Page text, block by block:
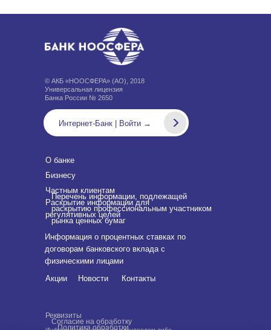
Интернет-Банк | Войти →
© АКБ «НООСФЕРА» (АО), 2018
Универсальная лицензия
Банка России № 2650
О банке
Бизнесу
Частным клиентам
Акции Новости
Реквизиты
Раскрытие информации для
регулятивных целей
Контакты
Информация о процентных ставках по
договорам банковского вклада с
физическими лицами
Перечень информации, подлежащей
раскрытию профессиональным участником
рынка ценных бумаг
Согласие на обработку
Политика обработки